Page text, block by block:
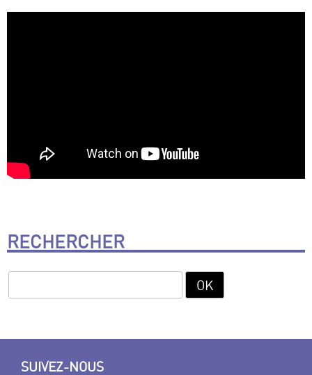
RECHERCHER
SUIVEZ-NOUS